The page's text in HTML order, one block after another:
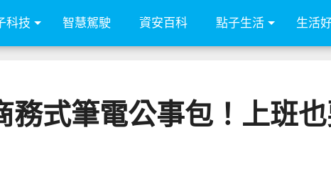
科技 智慧駕駛 資安百科 點子生活 生活
式筆電公事包！上班